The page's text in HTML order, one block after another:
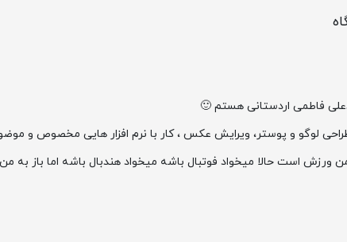
فاطمی اردستانی هستم 🙂
لوگو و پوستر، ویرایش عکس ، کار با نرم افزار هایی مخصوص و
ورزش است حالا میخواد فوتبال باشه میخواد هندبال باشه اما باز